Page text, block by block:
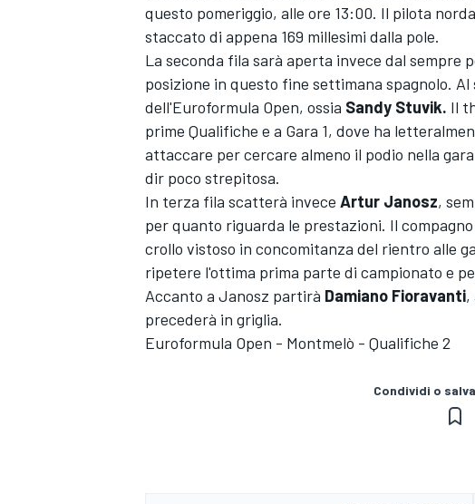
questo pomeriggio, alle ore 13:00. Il pilota
staccato di appena 169 millesimi dalla pole.
La seconda fila sarà aperta invece dal sempre
posizione in questo fine settimana spagnolo.
dell'Euroformula Open, ossia Sandy Stuvik. Il
prime Qualifiche e a Gara 1, dove ha
attaccare per cercare almeno il podio nella
dir poco strepitosa.
In terza fila scatterà invece Artur Janosz,
per quanto riguarda le prestazioni. Il
crollo vistoso in concomitanza del rientro alle
ripetere l'ottima prima parte di campionato e
Accanto a Janosz partirà Damiano Fioravanti,
precederà in griglia.
Euroformula Open - Montmelò - Qualifiche 2
Condividi o